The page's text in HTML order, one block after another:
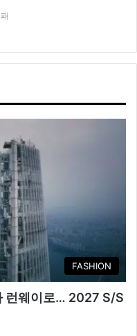
FASHION
런웨이로… 2027 S/S